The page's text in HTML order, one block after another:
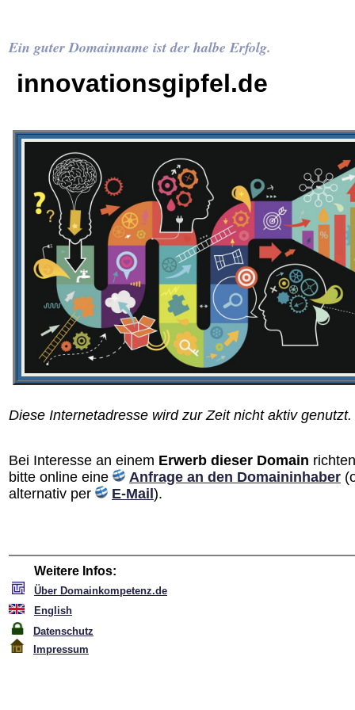
Ein guter Domainname ist der halbe Erfolg.
innovationsgipfel.de
Diese Internetadresse wird zur Zeit nicht aktiv genutzt.
Bei Interesse an einem Erwerb dieser Domain
bitte online eine
Anfrage an den Domain­inhaber
alternativ per
E-Mail ).
Weitere Infos:
Über Domainkompetenz.de
English
Datenschutz
Impressum